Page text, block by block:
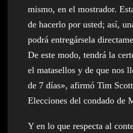
mismo, en el mostrador.
de hacerlo por usted; así,
podrá entregársela
De este modo, tendrá la
el matasellos y de que nos
de 7 días», afirmó Tim
Elecciones del condado de
Y en lo que respecta al